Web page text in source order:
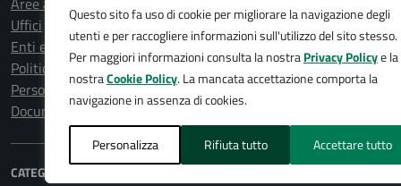
Questo sito fa uso di cookie per migliorare la navigazione degli
utenti e per raccogliere informazioni sull'utilizzo del sito stesso.
Per maggiori informazioni consulta la nostraPrivacy Policye la
nostraCookie Policy. La mancata accettazione comporta la
navigazione in assenza di cookies.
Personalizza Rifiuta tutto Accettare tutto
Uffici
Enti e fondazioni
Politici
Personale amministrativo
Documenti e dati
CATEGORIE DI SERVIZIO